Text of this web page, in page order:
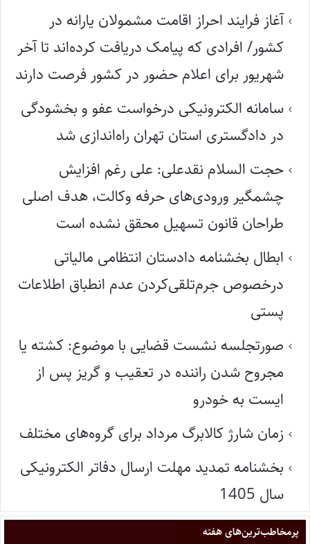
آغاز فرایند احراز اقامت مشمولان یارانه در
کشور/ افرادی که پیامک دریافت کرده‌اند تا آخر
شهریور برای اعلام حضور در کشور فرصت دارند
سامانه الکترونیکی درخواست عفو و بخشودگی
در دادگستری استان تهران راه‌اندازی شد
حجت السلام نقدعلی: علی رغم افزایش
چشمگیر ورودی‌های حرفه وکالت، هدف اصلی
طراحان قانون تسهیل محقق نشده است
ابطال بخشنامه دادستان انتظامی مالیاتی
درخصوص جرم‌تلقی‌کردن عدم انطباق اطلاعات
پستی
صورتجلسه نشست قضایی با موضوع: کشته یا
مجروح شدن راننده در تعقیب و گریز پس از
ایست به خودرو
زمان شارژ کالابرگ مرداد برای گروه‌های مختلف
بخشنامه تمدید مهلت ارسال دفاتر الکترونیکی
سال 1405
پر‌مخاطب‌ترین‌های هفته